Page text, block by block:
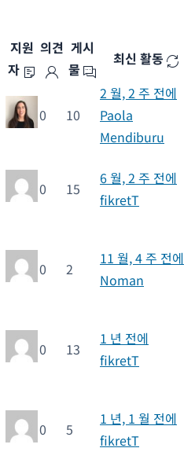
지원
자
의견 게시
물
최신 활동
0 10
2 월, 2 주 전에
Paola
Mendiburu
0 15
6 월, 2 주 전에
fikretT
0 2
11 월, 4 주 전에
Noman
0 13
1 년 전에
fikretT
0 5
1 년, 1 월 전에
fikretT